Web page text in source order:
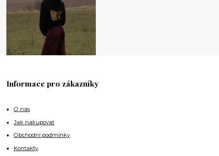
Informace pro zákazníky
O nás
Jak nakupovat
Obchodní podmínky
Kontakty